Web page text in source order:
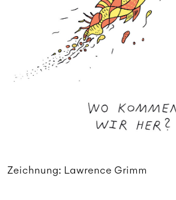
Zeichnung: Lawrence Grimm